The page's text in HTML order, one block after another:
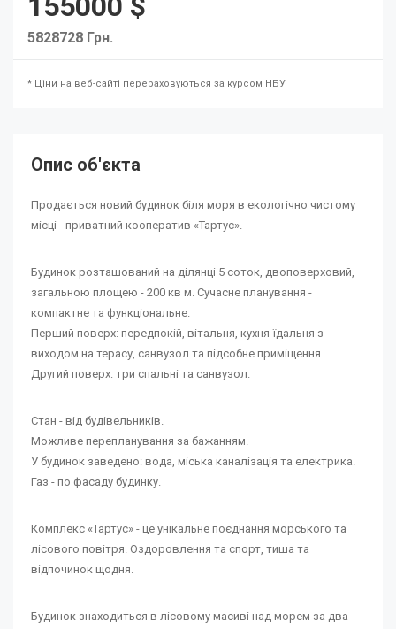
5828728 Грн.
* Ціни на веб-сайті перераховуються за курсом НБУ
Опис об'єкта
Продається новий будинок біля моря в екологічно чистому
місці - приватний кооператив «Тартус».
Будинок розташований на ділянці 5 соток, двоповерховий,
загальною площею - 200 кв м. Сучасне планування -
компактне та функціональне.
Перший поверх: передпокій, вітальня, кухня-їдальня з
виходом на терасу, санвузол та підсобне приміщення.
Другий поверх: три спальні та санвузол.
Стан - від будівельників.
Можливе перепланування за бажанням.
У будинок заведено: вода, міська каналізація та електрика.
Газ - по фасаду будинку.
Комплекс «Тартус» - це унікальне поєднання морського та
лісового повітря. Оздоровлення та спорт, тиша та
відпочинок щодня.
Будинок знаходиться в лісовому масиві над морем за два